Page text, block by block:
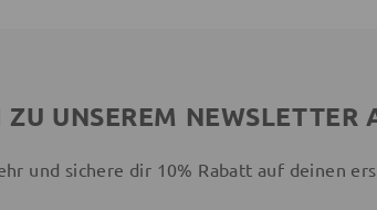
UNSEREM NEWSLETTER
und sichere dir 10% Rabatt auf deinen